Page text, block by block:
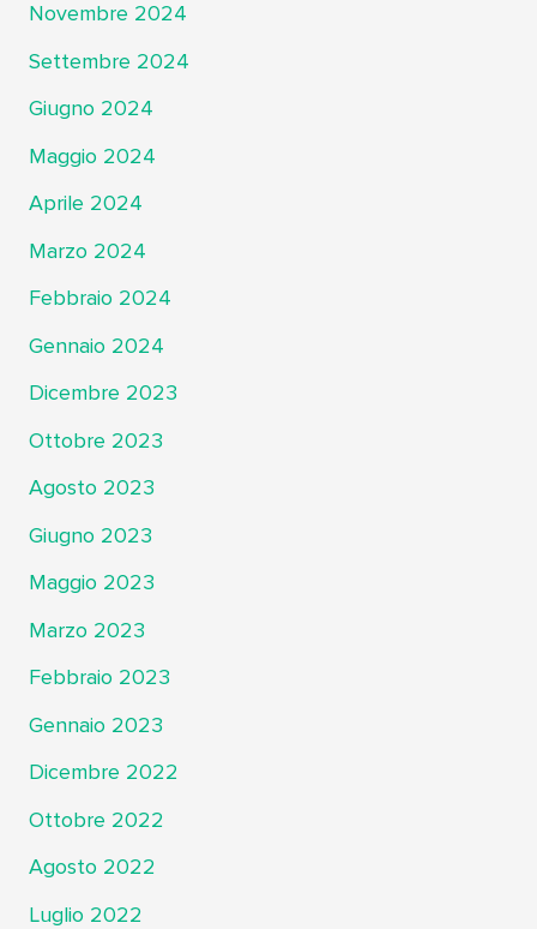
Novembre 2024
Settembre 2024
Giugno 2024
Maggio 2024
Aprile 2024
Marzo 2024
Febbraio 2024
Gennaio 2024
Dicembre 2023
Ottobre 2023
Agosto 2023
Giugno 2023
Maggio 2023
Marzo 2023
Febbraio 2023
Gennaio 2023
Dicembre 2022
Ottobre 2022
Agosto 2022
Luglio 2022